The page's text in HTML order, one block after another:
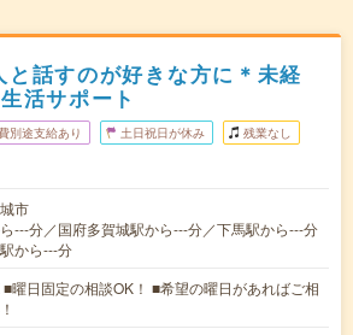
と話すのが好きな方に＊未経
活サポート
別途支給あり 土日祝日が休み 残業なし
市
---分／国府多賀城駅から---分／下馬駅から---分
から---分
曜日固定の相談OK！ ■希望の曜日があればご相